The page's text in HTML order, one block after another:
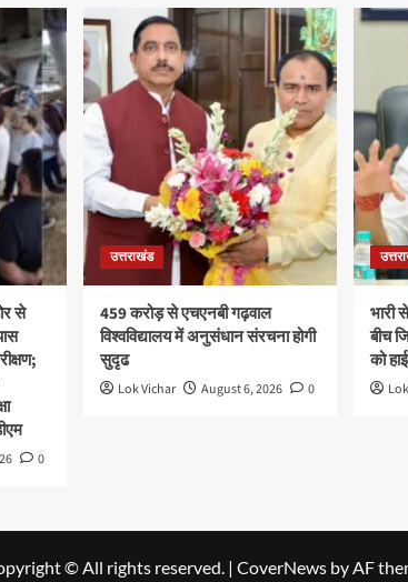
से
0
उत्तराखंड
459 करोड़ से एचएनबी गढ़वाल
विश्वविद्यालय में अनुसंधान संरचना होगी
सुदृढ
Lok Vichar August 6, 2026 0
भारी
बीच
को
© All rights reserved. | CoverNewsby AF